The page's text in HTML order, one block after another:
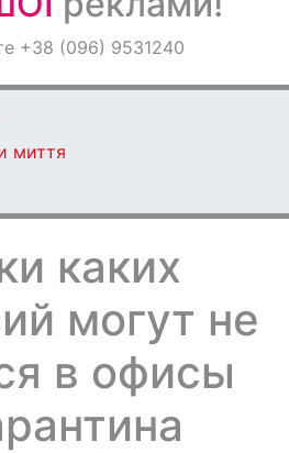
+38 (096) 9531240
миття
каких
могут не
в офисы